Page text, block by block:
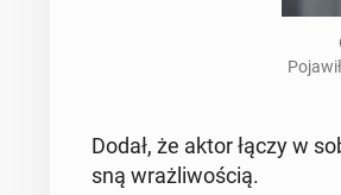
Dodał, że aktor łączy w
sną wraż­li­wo­ścią.